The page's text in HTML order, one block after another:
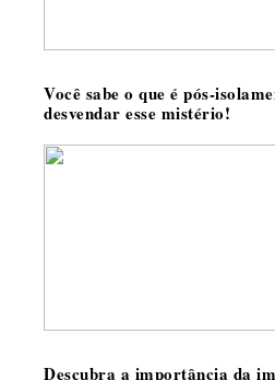
Você sabe o que é pós-
desvendar esse mistério!
Descubra a importância da